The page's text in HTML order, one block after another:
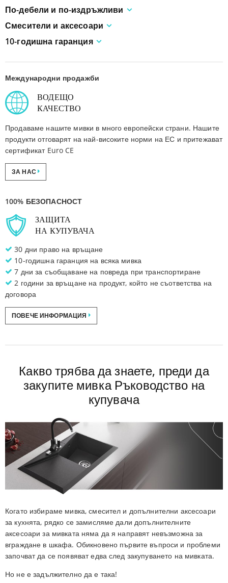
По-дебели и по-издръжливи
Смесители и аксесоари
10-годишна гаранция
Международни продажби
ВОДЕЩО
КАЧЕСТВО
Продаваме нашите мивки в много европейски страни. Нашите
продукти отговарят на най-високите норми на ЕС и притежават
сертификат Euro CE
ЗА НАС
100% БЕЗОПАСНОСТ
ЗАЩИТА
НА КУПУВАЧА
30 дни право на връщане
10-годишна гаранция на всяка мивка
7 дни за съобщаване на повреда при транспортиране
2 години за връщане на продукт, който не съответства на
договора
ПОВЕЧЕ ИНФОРМАЦИЯ
Какво трябва да знаете, преди да
закупите мивка Ръководство на
купувача
Когато избираме мивка, смесител и допълнителни аксесоари
за кухнята, рядко се замисляме дали допълнителните
аксесоари за мивката няма да я направят невъзможна за
вграждане в шкафа. Обикновено първите въпроси и проблеми
започват да се появяват едва след закупуването на мивката.
Но не е задължително да е така!